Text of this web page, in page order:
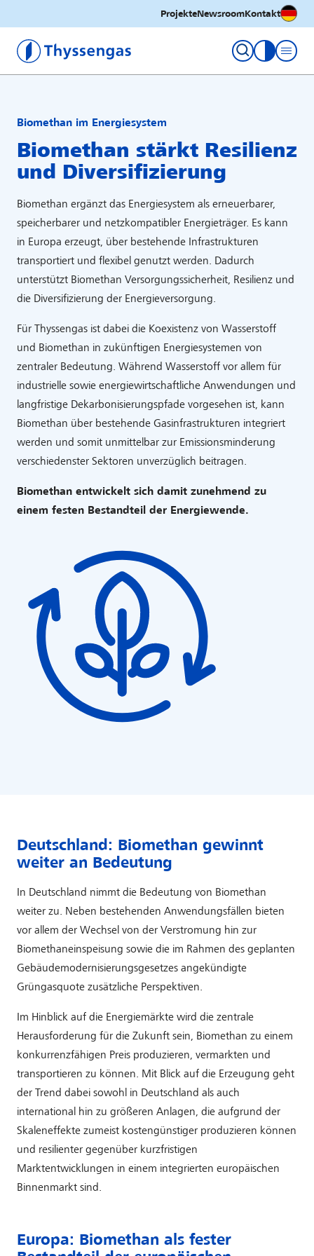
ProjekteNewsroomKontakt
Thyssengas GmbH
Biomethan im Energiesystem
Biomethan stärkt Resilienz
und Diversifizierung
Biomethan ergänzt das Energiesystem als erneuerbarer,
speicherbarer und netzkompatibler Energieträger. Es kann
in Europa erzeugt, über bestehende Infrastrukturen
transportiert und flexibel genutzt werden. Dadurch
unterstützt Biomethan Versorgungssicherheit, Resilienz und
die Diversifizierung der Energieversorgung.
Für Thyssengas ist dabei die Koexistenz von Wasserstoff
und Biomethan in zukünftigen Energiesystemen von
zentraler Bedeutung. Während Wasserstoff vor allem für
industrielle sowie energiewirtschaftliche Anwendungen und
langfristige Dekarbonisierungspfade vorgesehen ist, kann
Biomethan über bestehende Gasinfrastrukturen integriert
werden und somit unmittelbar zur Emissionsminderung
verschiedenster Sektoren unverzüglich beitragen.
Biomethan entwickelt sich damit zunehmend zu
einem festen Bestandteil der Energiewende.
Deutschland: Biomethan gewinnt
weiter an Bedeutung
In Deutschland nimmt die Bedeutung von Biomethan
weiter zu. Neben bestehenden Anwendungsfällen bieten
vor allem der Wechsel von der Verstromung hin zur
Biomethaneinspeisung sowie die im Rahmen des geplanten
Gebäudemodernisierungsgesetzes angekündigte
Grüngasquote zusätzliche Perspektiven.
Im Hinblick auf die Energiemärkte wird die zentrale
Herausforderung für die Zukunft sein, Biomethan zu einem
konkurrenzfähigen Preis produzieren, vermarkten und
transportieren zu können. Mit Blick auf die Erzeugung geht
der Trend dabei sowohl in Deutschland als auch
international hin zu größeren Anlagen, die aufgrund der
Skaleneffekte zumeist kostengünstiger produzieren können
und resilienter gegenüber kurzfristigen
Marktentwicklungen in einem integrierten europäischen
Binnenmarkt sind.
Europa: Biomethan als fester